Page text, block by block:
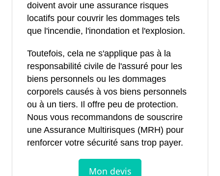
doivent avoir une assurance risques
locatifs pour couvrir les dommages tels
que l'incendie, l'inondation et l'explosion.
Toutefois, cela ne s'applique pas à la
responsabilité civile de l'assuré pour les
biens personnels ou les dommages
corporels causés à vos biens personnels
ou à un tiers. Il offre peu de protection.
Nous vous recommandons de souscrire
une Assurance Multirisques (MRH) pour
renforcer votre sécurité sans trop payer.